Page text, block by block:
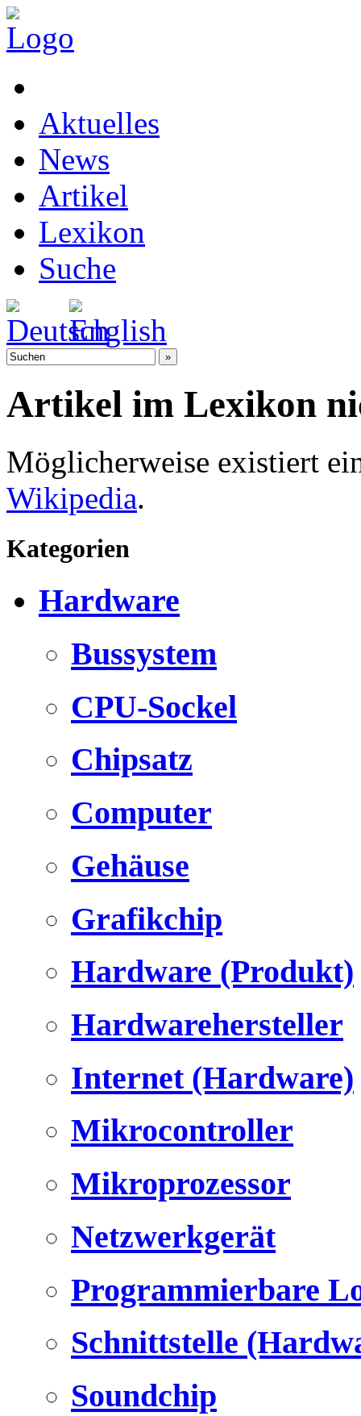
Aktuelles
News
Artikel
Lexikon
Suche
Artikel im Lexikon
Möglicherweise existiert
Wikipedia.
Kategorien
Hardware
Bussystem
CPU-Sockel
Chipsatz
Computer
Gehäuse
Grafikchip
Hardware (Produkt)
Hardwarehersteller
Internet (Hardware)
Mikrocontroller
Mikroprozessor
Netzwerkgerät
Programmierbare
Schnittstelle
Soundchip